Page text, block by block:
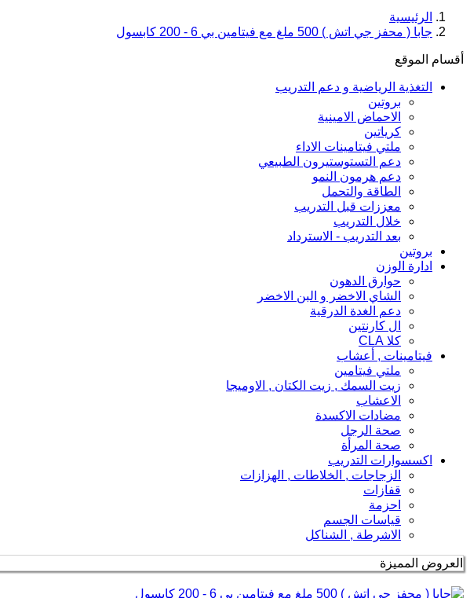
الرئيسية
جابا ( محفز جي اتش ) 500 ملغ مع فيتامين بي 6 - 200 كابسول
أقسام الموقع
التغذية الرياضية و دعم التدريب
بروتين
الاحماض الامينية
كرياتين
ملتي فيتامينات الاداء
دعم التستوستيرون الطبيعي
دعم هرمون النمو
الطاقة والتحمل
معززات قبل التدريب
خلال التدريب
بعد التدريب - الاسترداد
بروتين
ادارة الوزن
حوارق الدهون
الشاي الاخضر و البن الاخضر
دعم الغدة الدرقية
ال كارنتين
كلا CLA
فيتامينات , أعشاب
ملتي فيتامين
زيت السمك , زيت الكتان , الاوميجا
الاعشاب
مضادات الاكسدة
صحة الرجل
صحة المرأة
اكسسوارات التدريب
الزجاجات , الخلاطات , الهزازات
قفازات
احزمة
قياسات الجسم
الاشرطة , الشناكل
العروض المميزة